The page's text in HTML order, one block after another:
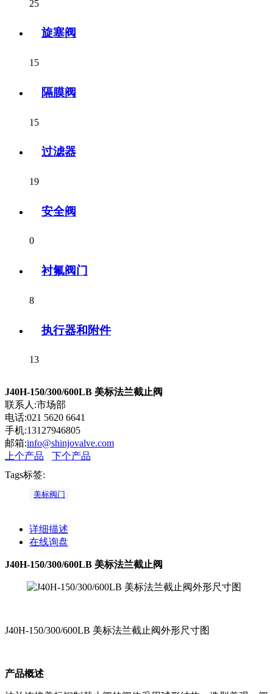
25
旋塞阀
15
隔膜阀
15
过滤器
19
安全阀
0
衬氟阀门
8
执行器和附件
13
J40H-150/300/600LB 美标法兰截止阀
联系人:市场部
电话:021 5620 6641
手机:13127946805
邮箱:info@shinjovalve.com
上个产品
下个产品
Tags标签:
美标阀门
详细描述
在线询盘
J40H-150/300/600LB 美标法兰截止阀
J40H-150/300/600LB 美标法兰截止阀外形尺寸图
产品概述